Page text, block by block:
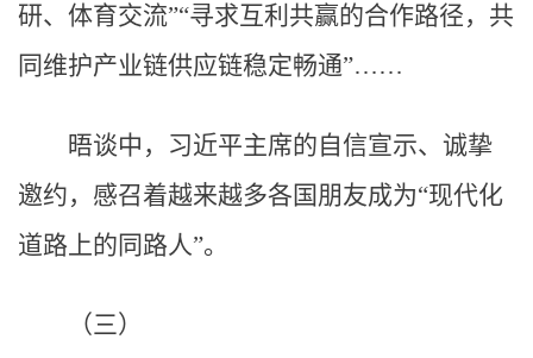
研、体育交流”“寻求互利共赢的合作路径，共
同维护产业链供应链稳定畅通”……
晤谈中，习近平主席的自信宣示、诚挚
邀约，感召着越来越多各国朋友成为“现代化
道路上的同路人”。
（三）